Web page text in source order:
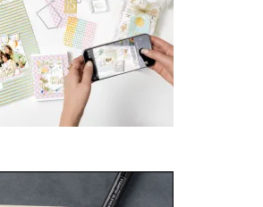
Sale-a-bration 2025